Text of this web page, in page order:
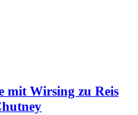
mit Wirsing zu Reis